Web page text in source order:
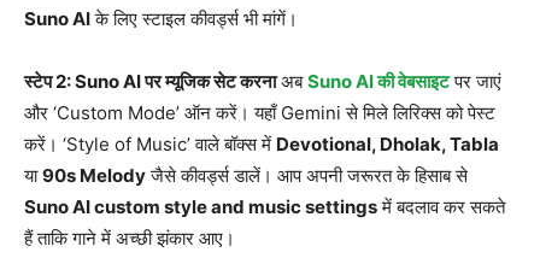
Suno AIके लिए स्टाइल कीवर्ड्स भी मांगें।
स्टेप 2: Suno AI पर म्यूजिक सेट करनाअबSuno AI की वेबसाइटपर जाएं
और ‘Custom Mode’ ऑन करें। यहाँ Gemini से मिले लिरिक्स को पेस्ट
करें। ‘Style of Music’ वाले बॉक्स में Devotional, Dholak, Tabla
या90s Melodyजैसे कीवर्ड्स डालें। आप अपनी जरूरत के हिसाब से
Suno AI custom style and music settingsमें बदलाव कर सकते
हैं ताकि गाने में अच्छी झंकार आए।